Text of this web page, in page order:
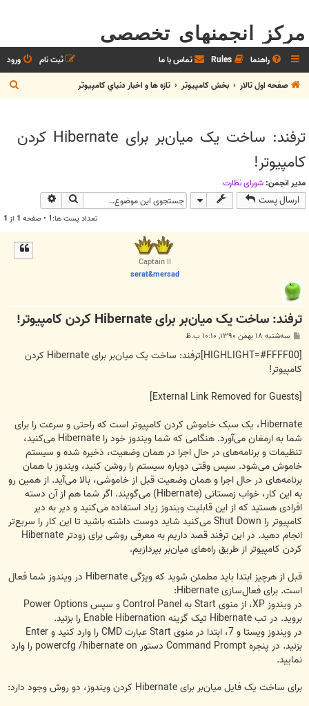
مرکز انجمنهای تخصصی
راهنما Rules تماس با ما ورود
ثبت نام
صفحه اول تالار
بخش كامپيوتر تازه ها و اخبار دنياي کامپيوتر
س
ترفند: ساخت یک میان‌بر برای Hibernate کردن
کامپیوتر!
مدیر انجمن: شوراي نظارت
ارسال پست جستجو
تعداد پست ها:1 • صفحه 1 از 1
Captain II
serat&mersad
ترفند: ساخت یک میان‌بر برای Hibernate کردن کامپیوتر!
ت
سه‌شنبه ۱۸ بهمن ۱۳۹۰, ۱۰:۱۰ ب.ظ
[HIGHLIGHT=#FFFF00]ترفند: ساخت یک میان‌بر برای Hibernate کردن
کامپیوتر!
[External Link Removed for Guests]
Hibernate، یک سبک خاموش کردن کامپیوتر است که راحتی و سرعت را برای
شما به ارمغان می‌آورد. هنگامی که شما ویندوز خود را Hibernate می‌کنید،
تنظیمات و برنامه‌های در حال اجرا در همان وضعیت، ذخیره شده و سیستم
خاموش می‌شود. سپس وقتی دوباره سیستم را روشن کنید، ویندوز با همان
برنامه‌های در حال اجرا و همان وضعیت قبل از خاموشی، بالا می‌آید. از همین رو
به این کار، خواب زمستانی (Hibernate) می‌گویند. اگر شما هم از آن دسته
افرادی هستید که از این قابلیت ویندوز زیاد استفاده می‌کنید و دیر به دیر
کامپیوتر را Shut Down می‌کنید شاید دوست داشته باشید تا این کار را سریع‌تر
انجام دهید. در این ترفند قصد داریم به معرفی روشی برای زودتر Hibernate
کردن کامپیوتر از طریق راه‌های میان‌بر بپردازیم.
قبل از هرچیز ابتدا باید مطمئن شوید که ویژگی Hibernate در ویندوز شما فعال
است. برای فعال‌سازی Hibernate:
در ویندوز XP، از منوی Start به Control Panel و سپس Power Options
بروید. در تب Hibernate تیک گزینه Enable Hibernation را بزنید.
در ویندوز ویستا و 7، ابتدا در منوی Start عبارت CMD را وارد کنید و Enter
بزنید. در پنجره Command Prompt دستور powercfg /hibernate on را وارد
نمایید.
برای ساخت یک فایل میان‌بر برای Hibernate کردن ویندوز، دو روش وجود دارد: